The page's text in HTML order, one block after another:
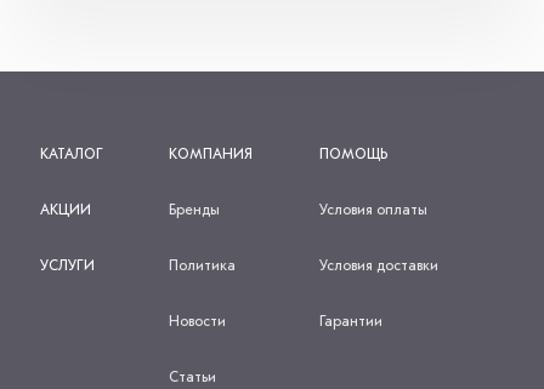
КАТАЛОГ
АКЦИИ
УСЛУГИ
КОМПАНИЯ
Бренды
Политика
Новости
Статьи
ПОМОЩЬ
Условия оплаты
Условия доставки
Гарантии